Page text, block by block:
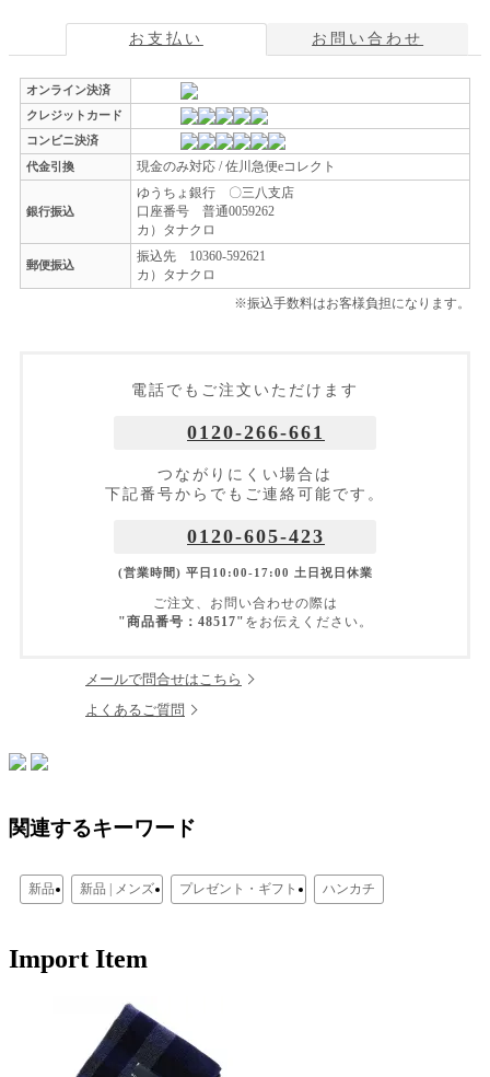
お支払い お問い合わせ
オンライン決済
クレジットカード
コンビニ決済
代金引換
現金のみ対応 / 佐川急便eコレクト
銀行振込
ゆうちょ銀行 〇三八支店
口座番号 普通0059262
カ）タナクロ
郵便振込
振込先 10360-592621
カ）タナクロ
※振込手数料はお客様負担になります。
電話でもご注文いただけます
0120-266-661
つながりにくい場合は
下記番号からでもご連絡可能です。
0120-605-423
(営業時間) 平日10:00-17:00 土日祝日休業
ご注文、お問い合わせの際は
"商品番号：48517" をお伝えください。
メールで問合せはこちら
よくあるご質問
関連するキーワード
新品 新品 | メンズ プレゼント・ギフト ハンカチ
Import Item